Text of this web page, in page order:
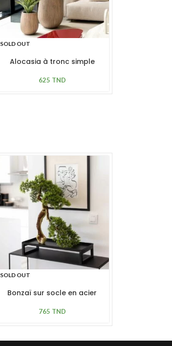
SOLD OUT
Alocasia à tronc simple
625 TND
SOLD OUT
Bonzaï sur socle en acier
765 TND